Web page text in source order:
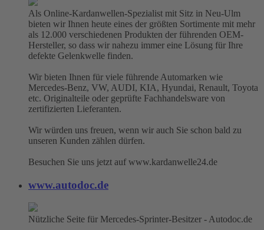
Als Online-Kardanwellen-Spezialist mit Sitz in Neu-Ulm
bieten wir Ihnen heute eines der größten Sortimente mit mehr
als 12.000 verschiedenen Produkten der führenden OEM-
Hersteller, so dass wir nahezu immer eine Lösung für Ihre
defekte Gelenkwelle finden.
Wir bieten Ihnen für viele führende Automarken wie
Mercedes-Benz, VW, AUDI, KIA, Hyundai, Renault, Toyota
etc. Originalteile oder geprüfte Fachhandelsware von
zertifizierten Lieferanten.
Wir würden uns freuen, wenn wir auch Sie schon bald zu
unseren Kunden zählen dürfen.
Besuchen Sie uns jetzt auf www.kardanwelle24.de
www.autodoc.de
Nützliche Seite für Mercedes-Sprinter-Besitzer - Autodoc.de